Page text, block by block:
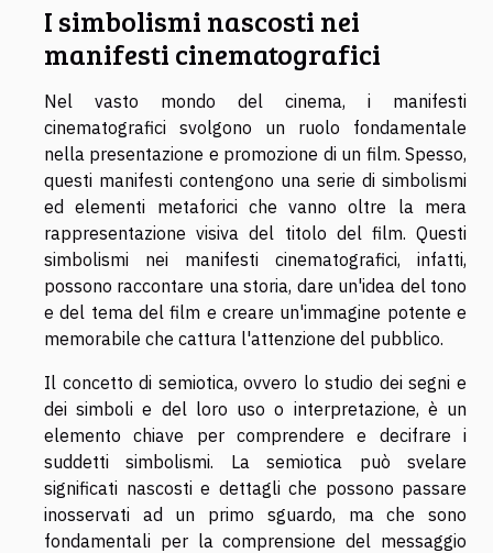
I simbolismi nascosti nei
manifesti cinematografici
Nel vasto mondo del cinema, i manifesti
cinematografici svolgono un ruolo fondamentale
nella presentazione e promozione di un film. Spesso,
questi manifesti contengono una serie di simbolismi
ed elementi metaforici che vanno oltre la mera
rappresentazione visiva del titolo del film. Questi
simbolismi nei manifesti cinematografici, infatti,
possono raccontare una storia, dare un'idea del tono
e del tema del film e creare un'immagine potente e
memorabile che cattura l'attenzione del pubblico.
Il concetto di semiotica, ovvero lo studio dei segni e
dei simboli e del loro uso o interpretazione, è un
elemento chiave per comprendere e decifrare i
suddetti simbolismi. La semiotica può svelare
significati nascosti e dettagli che possono passare
inosservati ad un primo sguardo, ma che sono
fondamentali per la comprensione del messaggio